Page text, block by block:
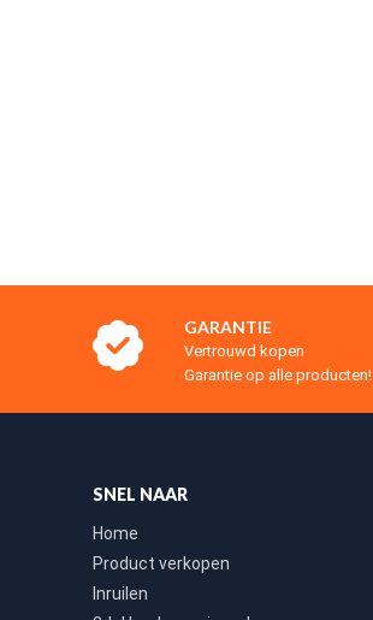
GARANTIE
Vertrouwd kopen
Garantie op alle producten!
SNEL NAAR
Home
Product verkopen
Inruilen